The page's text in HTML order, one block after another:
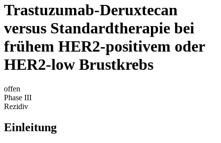
Trastuzumab-Deruxtecan
versus Standardtherapie bei
frühem HER2-positivem oder
HER2-low Brustkrebs
offen
Phase III
Rezidiv
Einleitung